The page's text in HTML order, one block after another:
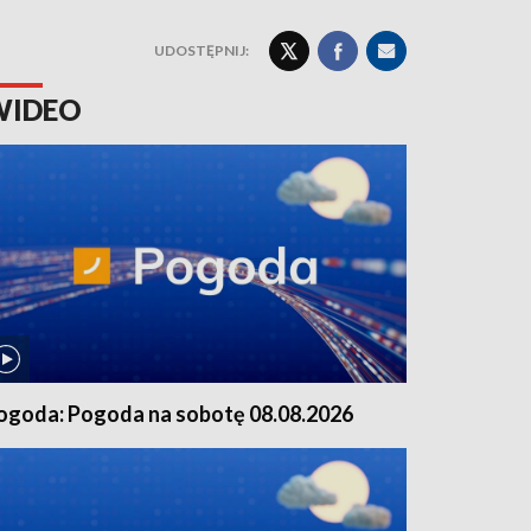
UDOSTĘPNIJ:
Pogoda na sobotę 08.08.2026